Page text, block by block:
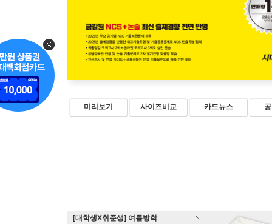
미리보기 사이즈비교 카드뉴스
[대학생X취준생] 여름방학